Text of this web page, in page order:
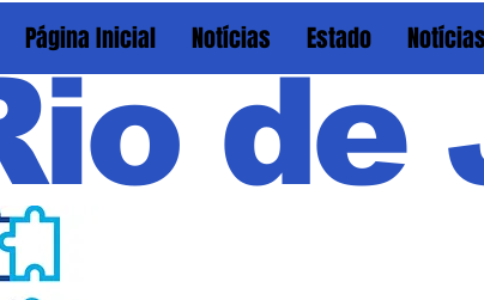
Página Inicial Notícias Estado
de